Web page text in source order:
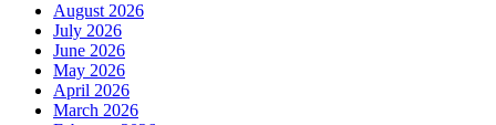
August 2026
July 2026
June 2026
May 2026
April 2026
March 2026